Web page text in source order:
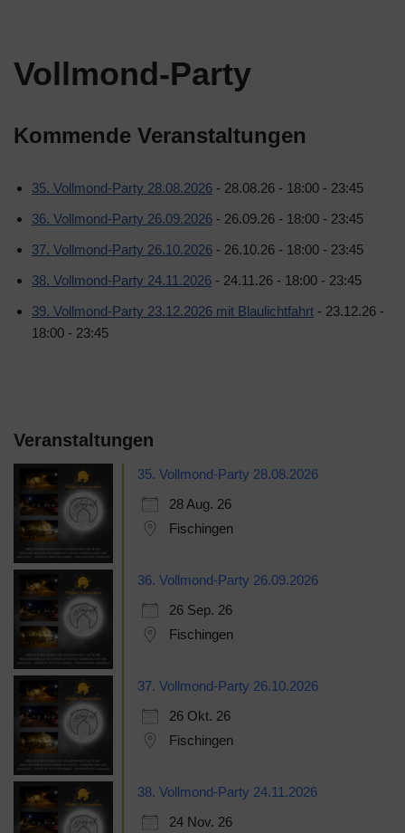
Vollmond-Party
Kommende Veranstaltungen
35. Vollmond-Party 28.08.2026 - 28.08.26 - 18:00 - 23:45
36. Vollmond-Party 26.09.2026 - 26.09.26 - 18:00 - 23:45
37. Vollmond-Party 26.10.2026 - 26.10.26 - 18:00 - 23:45
38. Vollmond-Party 24.11.2026 - 24.11.26 - 18:00 - 23:45
39. Vollmond-Party 23.12.2026 mit Blaulichtfahrt - 23.12.26 -
18:00 - 23:45
Veranstaltungen
35. Vollmond-Party 28.08.2026
28 Aug. 26
Fischingen
36. Vollmond-Party 26.09.2026
26 Sep. 26
Fischingen
37. Vollmond-Party 26.10.2026
26 Okt. 26
Fischingen
38. Vollmond-Party 24.11.2026
24 Nov. 26